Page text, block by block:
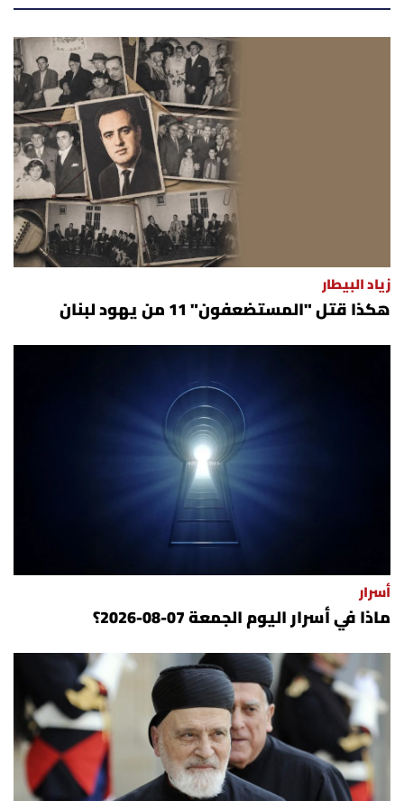
زياد البيطار
هكذا قتل "المستضعفون" 11 من يهود لبنان
أسرار
ماذا في أسرار اليوم الجمعة 07-08-2026؟